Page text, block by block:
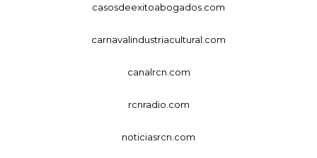
casosdeexitoabogados.com
carnavalindustriacultural.com
canalrcn.com
rcnradio.com
noticiasrcn.com